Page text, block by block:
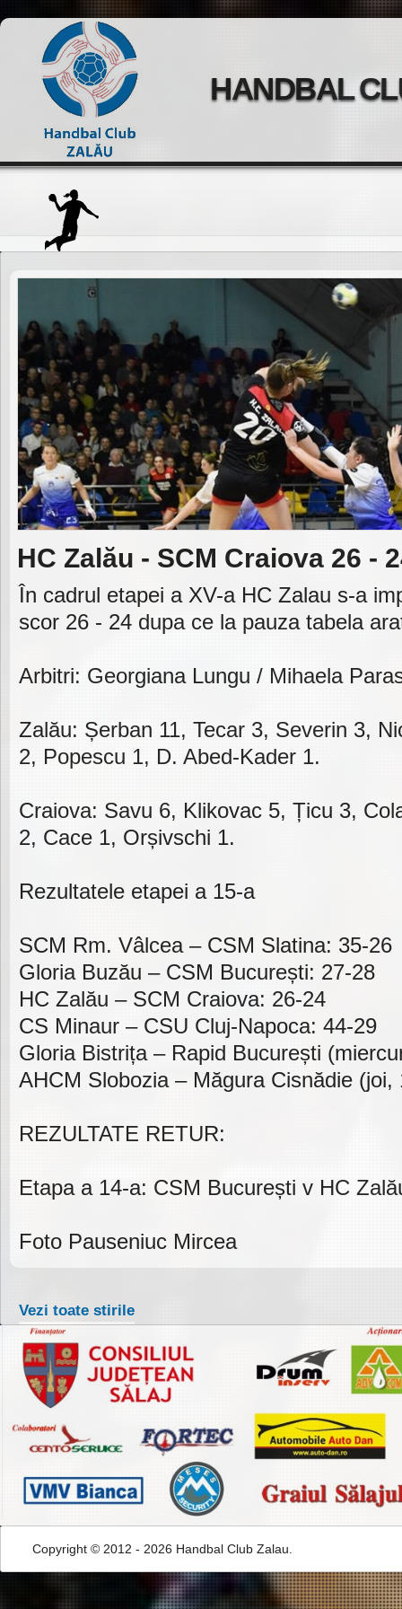
HANDBAL
HC Zalău - SCM Craiova 26 -
În cadrul etapei a XV-a HC Zalau s-a
scor 26 - 24 dupa ce la pauza tabela
Arbitri: Georgiana Lungu / Mihaela
Zalău: Șerban 11, Tecar 3, Severin 3,
2, Popescu 1, D. Abed-Kader 1.
Craiova: Savu 6, Klikovac 5, Țicu 3,
2, Cace 1, Orșivschi 1.
Rezultatele etapei a 15-a
SCM Rm. Vâlcea – CSM Slatina: 35-26
Gloria Buzău – CSM București: 27-28
HC Zalău – SCM Craiova: 26-24
CS Minaur – CSU Cluj-Napoca: 44-29
Gloria Bistrița – Rapid București
AHCM Slobozia – Măgura Cisnădie (joi,
REZULTATE RETUR:
Etapa a 14-a: CSM București v HC
Foto Pauseniuc Mircea
Vezi toate stirile
Copyright © 2012 - 2026 Handbal Club Zalau.